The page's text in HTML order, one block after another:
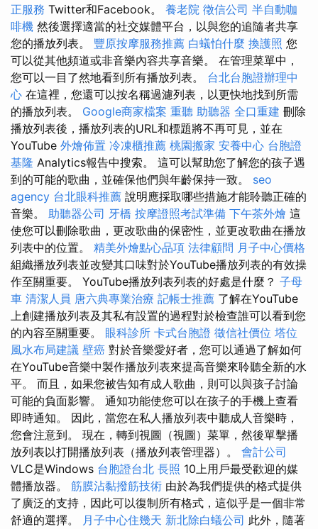
正服務 Twitter和Facebook。 養老院 徵信公司 半自動咖
啡機 然後選擇適當的社交媒體平台，以與您的追隨者共享
您的播放列表。 豐原按摩服務推薦 白蟻怕什麼 換護照 您
可以從其他頻道或非音樂內容共享音樂。 在管理菜單中，
您可以一目了然地看到所有播放列表。 台北台胞證辦理中
心 在這裡，您還可以按名稱過濾列表，以更快地找到所需
的播放列表。 Google商家檔案 重聽 助聽器 全口重建 刪除
播放列表後，播放列表的URL和標題將不再可見，並在
YouTube 外燴佈置 冷凍櫃推薦 桃園搬家 安養中心 台胞證
基隆 Analytics報告中搜索。 這可以幫助您了解您的孩子遇
到的可能的歌曲，並確保他們與年齡保持一致。 seo
agency 台北眼科推薦 說明應採取哪些措施才能聆聽正確的
音樂。 助聽器公司 牙橋 按摩證照考試準備 下午茶外燴 這
使您可以刪除歌曲，更改歌曲的保密性，並更改歌曲在播放
列表中的位置。 精美外燴點心品項 法律顧問 月子中心價格
組織播放列表並改變其口味對於YouTube播放列表的有效操
作至關重要。 YouTube播放列表列表的好處是什麼？ 子母
車 清潔人員 唐六典專業治療 記帳士推薦 了解在YouTube
上創建播放列表及其私有設置的過程對於檢查誰可以看到您
的內容至關重要。 眼科診所 卡式台胞證 徵信社價位 塔位
風水布局建議 壁癌 對於音樂愛好者，您可以通過了解如何
在YouTube音樂中製作播放列表來提高音樂來聆聽全新的水
平。 而且，如果您被告知有成人歌曲，則可以與孩子討論
可能的負面影響。 通知功能使您可以在孩子的手機上查看
即時通知。 因此，當您在私人播放列表中聽成人音樂時，
您會注意到。 現在，轉到視圖（視圖）菜單，然後單擊播
放列表以打開播放列表（播放列表管理器）。 會計公司
VLC是Windows 台胞證台北 長照 10上用戶最受歡迎的媒
體播放器。 筋膜沾黏撥筋技術 由於為我們提供的格式提供
了廣泛的支持，因此可以復制所有格式，這似乎是一個非常
舒適的選擇。 月子中心住幾天 新北除白蟻公司 此外，隨著